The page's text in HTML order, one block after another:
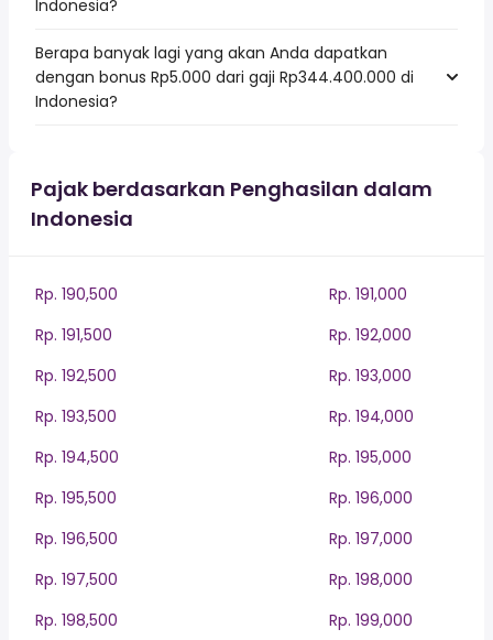
Indonesia?
Berapa banyak lagi yang akan Anda dapatkan
dengan bonus Rp5.000 dari gaji Rp344.400.000 di
Indonesia?
Pajak berdasarkan Penghasilan dalam
Indonesia
Rp. 190,500
Rp. 191,000
Rp. 191,500
Rp. 192,000
Rp. 192,500
Rp. 193,000
Rp. 193,500
Rp. 194,000
Rp. 194,500
Rp. 195,000
Rp. 195,500
Rp. 196,000
Rp. 196,500
Rp. 197,000
Rp. 197,500
Rp. 198,000
Rp. 198,500
Rp. 199,000